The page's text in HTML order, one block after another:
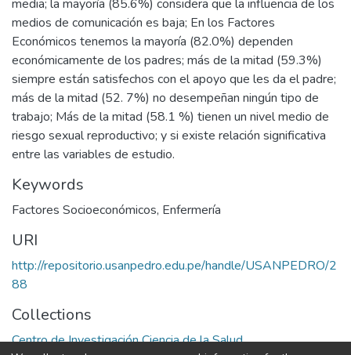
media; la mayoría (85.6%) considera que la influencia de los
medios de comunicación es baja; En los Factores
Económicos tenemos la mayoría (82.0%) dependen
económicamente de los padres; más de la mitad (59.3%)
siempre están satisfechos con el apoyo que les da el padre;
más de la mitad (52. 7%) no desempeñan ningún tipo de
trabajo; Más de la mitad (58.1 %) tienen un nivel medio de
riesgo sexual reproductivo; y si existe relación significativa
entre las variables de estudio.
Keywords
Factores Socioeconómicos, Enfermería
URI
http://repositorio.usanpedro.edu.pe/handle/USANPEDRO/2
88
Collections
Centro de Investigación Ciencia de la Salud